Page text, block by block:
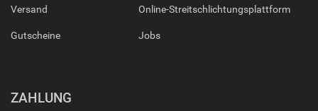
Versand
Gutscheine
Online-Streitschlichtungsplattform
Jobs
ZAHLUNG